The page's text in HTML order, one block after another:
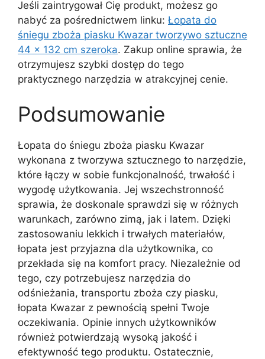
Jeśli zaintrygował Cię produkt, możesz go
nabyć za pośrednictwem linku: Łopata do
śniegu zboża piasku Kwazar tworzywo sztuczne
44 x 132 cm szeroka. Zakup online sprawia, że
otrzymujesz szybki dostęp do tego
praktycznego narzędzia w atrakcyjnej cenie.
Podsumowanie
Łopata do śniegu zboża piasku Kwazar
wykonana z tworzywa sztucznego to narzędzie,
które łączy w sobie funkcjonalność, trwałość i
wygodę użytkowania. Jej wszechstronność
sprawia, że doskonale sprawdzi się w różnych
warunkach, zarówno zimą, jak i latem. Dzięki
zastosowaniu lekkich i trwałych materiałów,
łopata jest przyjazna dla użytkownika, co
przekłada się na komfort pracy. Niezależnie od
tego, czy potrzebujesz narzędzia do
odśnieżania, transportu zboża czy piasku,
łopata Kwazar z pewnością spełni Twoje
oczekiwania. Opinie innych użytkowników
również potwierdzają wysoką jakość i
efektywność tego produktu. Ostatecznie,